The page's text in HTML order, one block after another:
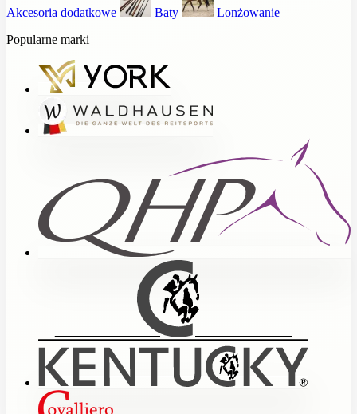
Akcesoria dodatkowe Baty
Lonżowanie
Popularne marki